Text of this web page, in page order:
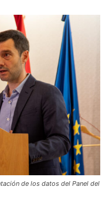
de los datos del Panel del